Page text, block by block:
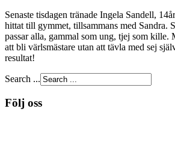
Senaste tisdagen tränade Ingela Sandell,
hittat till gymmet, tillsammans med Sandra.
passar alla, gammal som ung, tjej som kille.
att bli värlsmästare utan att tävla med sej
resultat!
Search ...
Följ oss